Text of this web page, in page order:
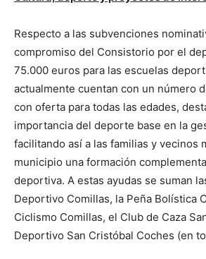
Respecto a las subvenciones
compromiso del Consistorio por el
75.000 euros para las escuelas
actualmente cuentan con un número
con oferta para todas las edades,
importancia del deporte base en la
facilitando así a las familias y vecinos
municipio una formación
deportiva. A estas ayudas se suman
Deportivo Comillas, la Peña Bolística
Ciclismo Comillas, el Club de Caza
Deportivo San Cristóbal Coches (en